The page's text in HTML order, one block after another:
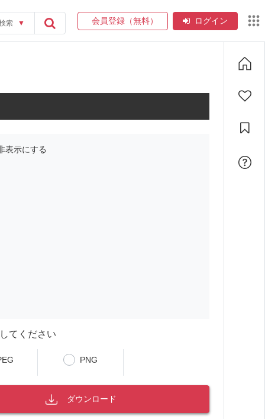
索 ▼ 会員登録（無料） ログイン
表示にする
てください
PNG
ダウンロード